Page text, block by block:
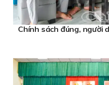
Chính sách đúng, người